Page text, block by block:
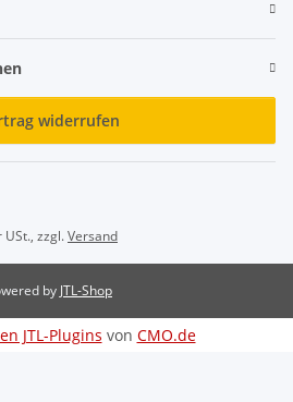
widerrufen
zzgl.Versand
by JTL-Shop
JTL-Plugins von CMO.de